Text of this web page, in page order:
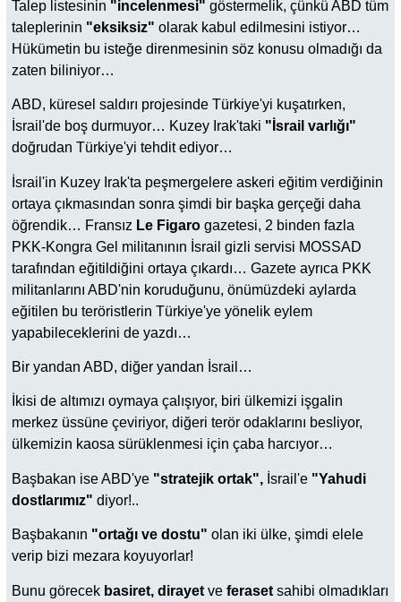
Talep listesinin "incelenmesi" göstermelik, çünkü ABD tüm
taleplerinin "eksiksiz" olarak kabul edilmesini istiyor…
Hükümetin bu isteğe direnmesinin söz konusu olmadığı da
zaten biliniyor…
ABD, küresel saldırı projesinde Türkiye'yi kuşatırken,
İsrail'de boş durmuyor… Kuzey Irak'taki "İsrail varlığı"
doğrudan Türkiye'yi tehdit ediyor…
İsrail'in Kuzey Irak'ta peşmergelere askeri eğitim verdiğinin
ortaya çıkmasından sonra şimdi bir başka gerçeği daha
öğrendik… Fransız Le Figaro gazetesi, 2 binden fazla
PKK-Kongra Gel militanının İsrail gizli servisi MOSSAD
tarafından eğitildiğini ortaya çıkardı… Gazete ayrıca PKK
militanlarını ABD'nin koruduğunu, önümüzdeki aylarda
eğitilen bu teröristlerin Türkiye'ye yönelik eylem
yapabileceklerini de yazdı…
Bir yandan ABD, diğer yandan İsrail…
İkisi de altımızı oymaya çalışıyor, biri ülkemizi işgalin
merkez üssüne çeviriyor, diğeri terör odaklarını besliyor,
ülkemizin kaosa sürüklenmesi için çaba harcıyor…
Başbakan ise ABD'ye "stratejik ortak", İsrail'e "Yahudi
dostlarımız" diyor!..
Başbakanın "ortağı ve dostu" olan iki ülke, şimdi elele
verip bizi mezara koyuyorlar!
Bunu görecek basiret, dirayet ve feraset sahibi olmadıkları